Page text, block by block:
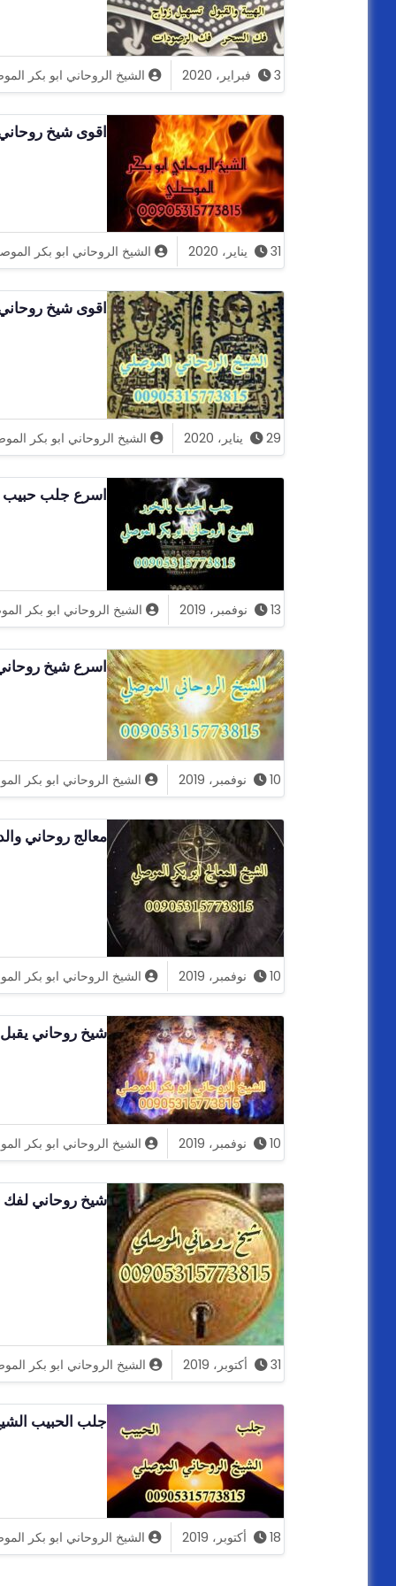
3 فبراير، 2020 الشيخ الروحاني ابو بكر
اقوى شيخ
31 يناير، 2020 الشيخ الروحاني ابو بكر
اقوى شيخ
29 يناير، 2020 الشيخ الروحاني ابو بكر
اسرع جلب حبيب الشيخ
13 نوفمبر، 2019 الشيخ الروحاني ابو بكر
اسرع شيخ روحاني
10 نوفمبر، 2019 الشيخ الروحاني ابو بكر
معالج روحاني
10 نوفمبر، 2019 الشيخ الروحاني ابو بكر
شيخ روحاني يقبل
10 نوفمبر، 2019 الشيخ الروحاني ابو بكر
شيخ روحاني لفك سحر
31 أكتوبر، 2019 الشيخ الروحاني ابو بكر
جلب الحبيب الشيخ
18 أكتوبر، 2019 الشيخ الروحاني ابو بكر